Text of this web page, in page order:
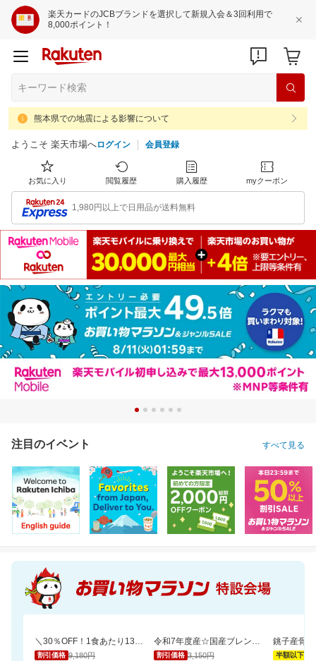
楽天カードのJCBブランドを選択して新規入会＆3回利用で
8,000ポイント！
熊本県での地震による影響について
ようこそ 楽天市場へログイン 会員登録
お気に入り 閲覧履歴 購入履歴 myクーポン
1,980円以上で日用品が送料無料
注目のイベント すべて見る
＼30％OFF！1食あたり133円／エコ梱包！パックご飯 180g×48食
割引価格 9,180円
令和7年度産☆国産ブレンド米5kgがお買い得！【楽天オリジナル】
割引価格 3,150円 半額以下